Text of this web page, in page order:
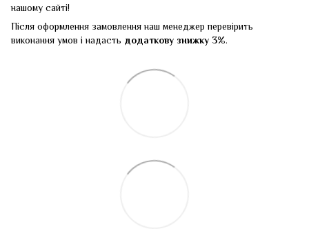
нашому сайті!
Після оформлення замовлення наш менеджер перевірить
виконання умов і надасть додаткову знижку 3%.